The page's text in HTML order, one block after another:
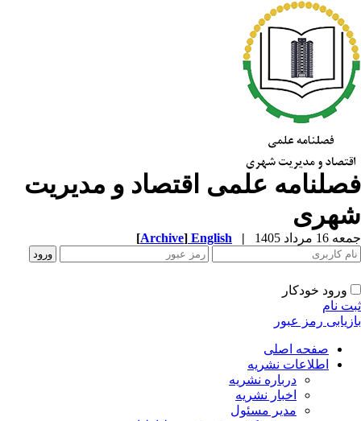
علمی اقتصاد و مدیریت
مرداد 1405 |
English
[Archive]
ورود خودکار
نام
رمز عبور
صفحه اصلی
اطلاعات نشریه
درباره نشریه
اخبار نشریه
مدیر مسئول